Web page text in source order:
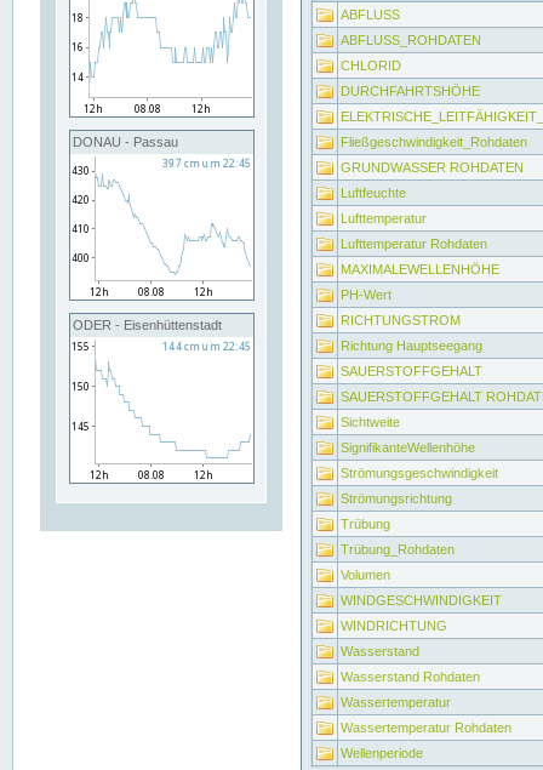
DONAU - Passau
ODER - Eisenhüttenstadt
ABFLUSS
ABFLUSS_ROHDATEN
CHLORID
DURCHFAHRTSHÖHE
Fließgeschwindigkeit_Rohdaten
GRUNDWASSER ROHDATEN
Luftfeuchte
Lufttemperatur
Lufttemperatur Rohdaten
MAXIMALEWELLENHÖHE
PH-Wert
RICHTUNGSTROM
Richtung Hauptseegang
SAUERSTOFFGEHALT
SAUERSTOFFGEHALT
Sichtweite
SignifikanteWellenhöhe
Strömungsgeschwindigkeit
Strömungsrichtung
Trübung
Trübung_Rohdaten
Volumen
WINDGESCHWINDIGKEIT
WINDRICHTUNG
Wasserstand
Wasserstand Rohdaten
Wassertemperatur
Wassertemperatur Rohdaten
Wellenperiode